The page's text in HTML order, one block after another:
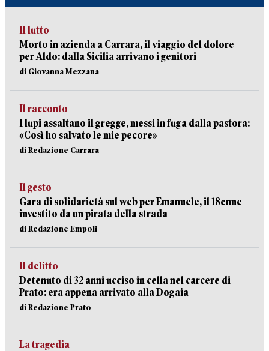
Il lutto
Morto in azienda a Carrara, il viaggio del dolore
per Aldo: dalla Sicilia arrivano i genitori
di Giovanna Mezzana
Il racconto
I lupi assaltano il gregge, messi in fuga dalla pastora:
«Così ho salvato le mie pecore»
di Redazione Carrara
Il gesto
Gara di solidarietà sul web per Emanuele, il 18enne
investito da un pirata della strada
di Redazione Empoli
Il delitto
Detenuto di 32 anni ucciso in cella nel carcere di
Prato: era appena arrivato alla Dogaia
di Redazione Prato
La tragedia